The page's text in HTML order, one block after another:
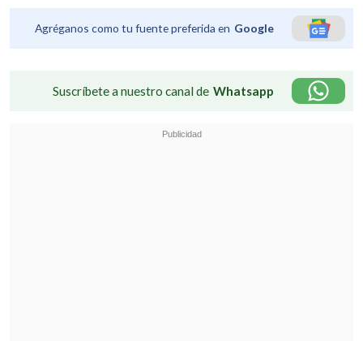
Agréganos como tu fuente preferida en Google
Suscríbete a nuestro canal de Whatsapp